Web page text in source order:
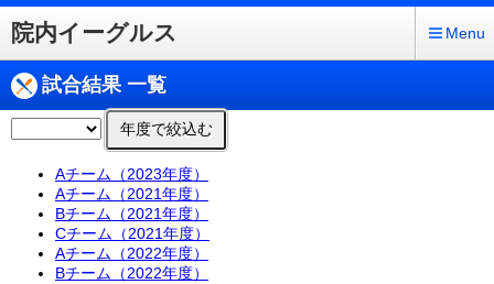
院内イーグルス Menu
試合結果 一覧
年度で絞込む
Aチーム（2023年度）
Aチーム（2021年度）
Bチーム（2021年度）
Cチーム（2021年度）
Aチーム（2022年度）
Bチーム（2022年度）